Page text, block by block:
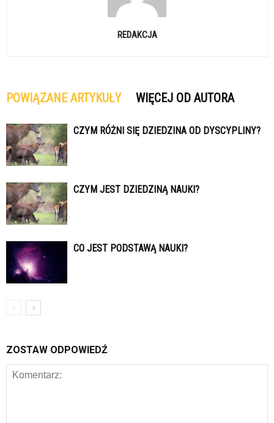
REDAKCJA
POWIĄZANE ARTYKUŁY WIĘCEJ OD AUTORA
CZYM RÓŻNI SIĘ DZIEDZINA OD DYSCYPLINY?
CZYM JEST DZIEDZINĄ NAUKI?
CO JEST PODSTAWĄ NAUKI?
ZOSTAW ODPOWIEDŹ